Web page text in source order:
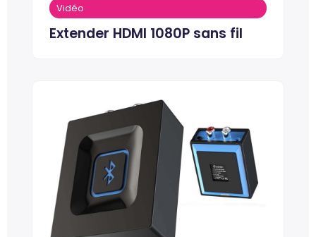
Vidéo
Extender HDMI 1080P sans fil